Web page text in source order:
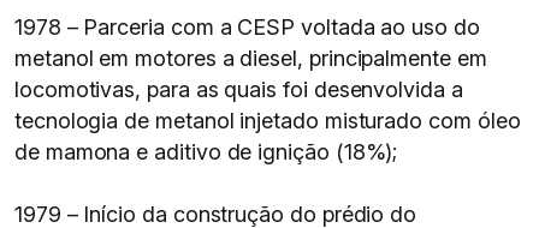
1978 – Parceria com a CESP voltada ao uso do
metanol em motores a diesel, principalmente em
locomotivas, para as quais foi desenvolvida a
tecnologia de metanol injetado misturado com óleo
de mamona e aditivo de ignição (18%);
1979 – Início da construção do prédio do